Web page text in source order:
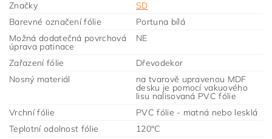
Značky
SD
Barevné označení fólie
Portuna bílá
Možná dodatečná povrchová
úprava patinace
NE
Zařazení fólie
Dřevodekor
Nosný materiál
na tvarově upravenou MDF
desku je pomocí vakuového
lisu nalisovaná PVC fólie
Vrchní fólie
PVC fólie - matná nebo lesklá
Teplotní odolnost fólie
120°C